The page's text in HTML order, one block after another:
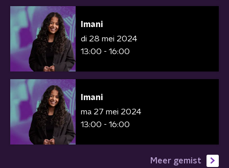
Imani
di 28 mei 2024
13:00 - 16:00
Imani
ma 27 mei 2024
13:00 - 16:00
Meer gemist